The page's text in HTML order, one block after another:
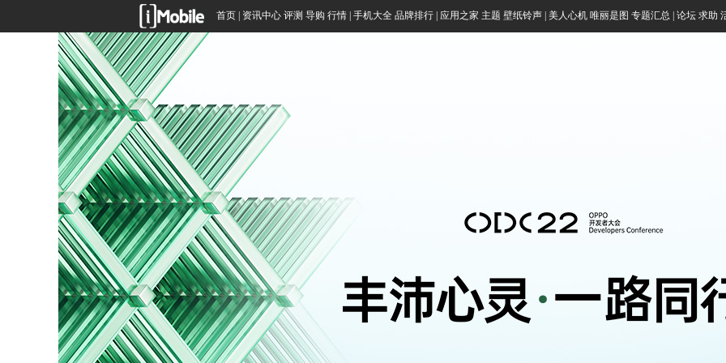
首页 | 资讯中心 评测 导购 行情 | 手机大全 品牌排行 | 应用之家 主题 壁纸铃声 | 美人心机 唯丽是图 专题汇总 | 论坛 求助